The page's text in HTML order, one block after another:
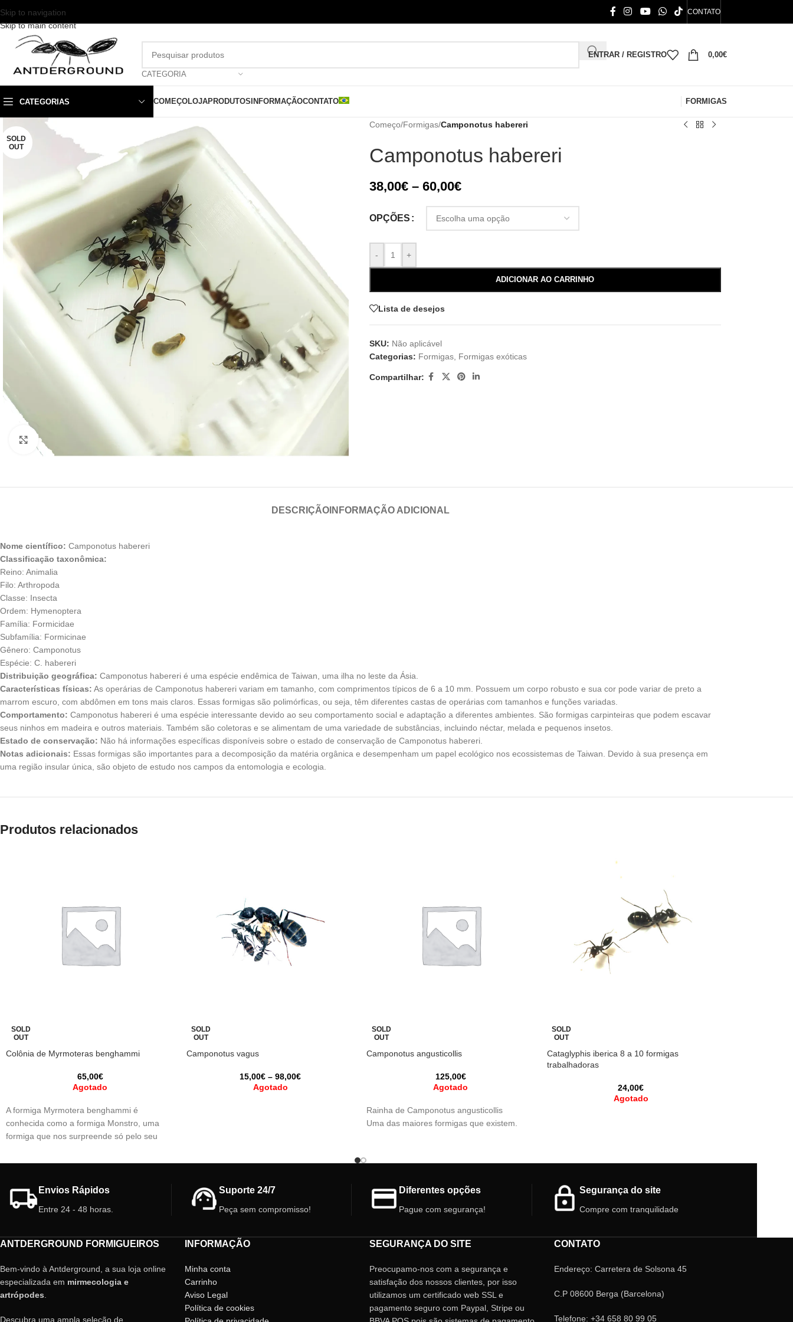
Skip to navigation
Skip to main content
CONTATO
CATEGORIA
ENTRAR / REGISTRO 0,00€
CATEGORIAS COMEÇOLOJAPRODUTOS INFORMAÇÃOCONTATO FORMIGAS
SOLD
OUT
Click to enlarge
Começo/Formigas/Camponotus habereri
Camponotus habereri
38,00€ – 60,00€
OPÇÕES
- +
ADICIONAR AO CARRINHO
Lista de desejos
SKU: Não aplicável
Categorias: Formigas, Formigas exóticas
Compartilhar:
DESCRIÇÃO INFORMAÇÃO ADICIONAL
Nome científico: Camponotus habereri
Classificação taxonômica:
Reino: Animalia
Filo: Arthropoda
Classe: Insecta
Ordem: Hymenoptera
Família: Formicidae
Subfamília: Formicinae
Gênero: Camponotus
Espécie: C. habereri
Distribuição geográfica: Camponotus habereri é uma espécie endêmica de Taiwan, uma ilha no leste da Ásia.
Características físicas: As operárias de Camponotus habereri variam em tamanho, com comprimentos típicos de 6 a 10 mm. Possuem um corpo robusto e sua cor pode variar de preto a
marrom escuro, com abdômen em tons mais claros. Essas formigas são polimórficas, ou seja, têm diferentes castas de operárias com tamanhos e funções variadas.
Comportamento: Camponotus habereri é uma espécie interessante devido ao seu comportamento social e adaptação a diferentes ambientes. São formigas carpinteiras que podem escavar
seus ninhos em madeira e outros materiais. Também são coletoras e se alimentam de uma variedade de substâncias, incluindo néctar, melada e pequenos insetos.
Estado de conservação: Não há informações específicas disponíveis sobre o estado de conservação de Camponotus habereri.
Notas adicionais: Essas formigas são importantes para a decomposição da matéria orgânica e desempenham um papel ecológico nos ecossistemas de Taiwan. Devido à sua presença em
uma região insular única, são objeto de estudo nos campos da entomologia e ecologia.
Produtos relacionados
SOLD
OUT
Colônia de Myrmoteras benghammi
65,00€
Agotado
A formiga Myrmotera benghammi é
conhecida como a formiga Monstro, uma
formiga que nos surpreende só pelo seu
SOLD
OUT
Camponotus vagus
15,00€ – 98,00€
Agotado
SOLD
OUT
Camponotus angusticollis
125,00€
Agotado
Rainha de Camponotus angusticollis
Uma das maiores formigas que existem.
SOLD
OUT
Cataglyphis iberica 8 a 10 formigas
trabalhadoras
24,00€
Agotado
Envios Rápidos
Entre 24 - 48 horas.
Suporte 24/7
Peça sem compromisso!
Diferentes opções
Pague com segurança!
Segurança do site
Compre com tranquilidade
ANTDERGROUND FORMIGUEIROS
Bem-vindo à Antderground, a sua loja online
especializada em mirmecologia e
artrópodes
Descubra uma ampla seleção de
INFORMAÇÃO
Minha conta
Carrinho
Aviso Legal
Política de cookies
SEGURANÇA DO SITE
Preocupamo-nos com a segurança e
satisfação dos nossos clientes, por isso
utilizamos um certificado web SSL e
pagamento seguro com Paypal, Stripe ou
CONTATO
Endereço: Carretera de Solsona 45
C.P 08600 Berga (Barcelona)
Telefone: +34 658 80 99 05